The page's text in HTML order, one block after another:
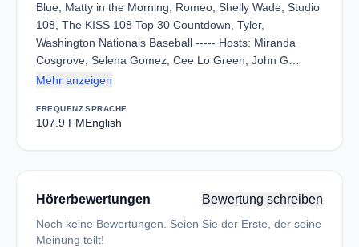
Blue, Matty in the Morning, Romeo, Shelly Wade, Studio
108, The KISS 108 Top 30 Countdown, Tyler,
Washington Nationals Baseball ----- Hosts: Miranda
Cosgrove, Selena Gomez, Cee Lo Green, John G…
Mehr anzeigen
FREQUENZ
107.9 FM
SPRACHE
English
Hörerbewertungen Bewertung schreiben
Noch keine Bewertungen. Seien Sie der Erste, der seine
Meinung teilt!